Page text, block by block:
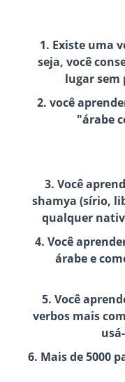
1. Existe uma
seja, você
lugar sem
2. você
"árabe
3. Você
shamya (sírio,
qualquer
4. Você
árabe e
5. Você
verbos mais
6. Mais de 5000